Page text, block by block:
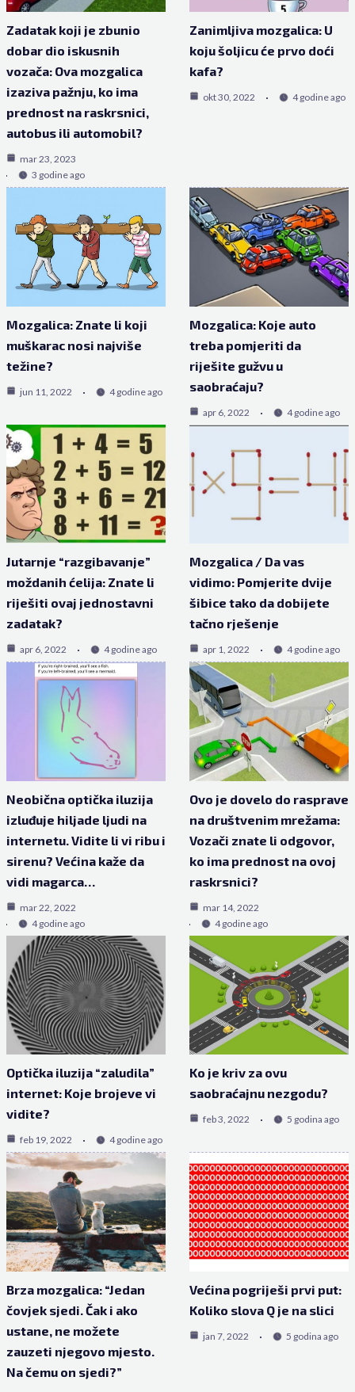
Zadatak koji je zbunio
dobar dio iskusnih
vozača: Ova mozgalica
izaziva pažnju, ko ima
prednost na raskrsnici,
autobus ili automobil?
mar 23, 2023
3 godine ago
Zanimljiva mozgalica: U
koju šoljicu će prvo doći
kafa?
okt 30, 2022 4 godine ago
Mozgalica: Znate li koji
muškarac nosi najviše
težine?
jun 11, 2022 4 godine ago
Mozgalica: Koje auto
treba pomjeriti da
riješite gužvu u
saobraćaju?
apr 6, 2022 4 godine ago
Jutarnje “razgibavanje”
moždanih ćelija: Znate li
riješiti ovaj jednostavni
zadatak?
apr 6, 2022 4 godine ago
Mozgalica / Da vas
vidimo: Pomjerite dvije
šibice tako da dobijete
tačno rješenje
apr 1, 2022 4 godine ago
Neobična optička iluzija
izluđuje hiljade ljudi na
internetu. Vidite li vi ribu i
sirenu? Većina kaže da
vidi magarca…
mar 22, 2022
4 godine ago
Ovo je dovelo do rasprave
na društvenim mrežama:
Vozači znate li odgovor,
ko ima prednost na ovoj
raskrsnici?
mar 14, 2022
4 godine ago
Optička iluzija “zaludila”
internet: Koje brojeve vi
vidite?
feb 19, 2022 4 godine ago
Ko je kriv za ovu
saobraćajnu nezgodu?
feb 3, 2022 5 godina ago
Brza mozgalica: “Jedan
čovjek sjedi. Čak i ako
ustane, ne možete
zauzeti njegovo mjesto.
Na čemu on sjedi?”
Većina pogriješi prvi put:
Koliko slova Q je na slici
jan 7, 2022 5 godina ago